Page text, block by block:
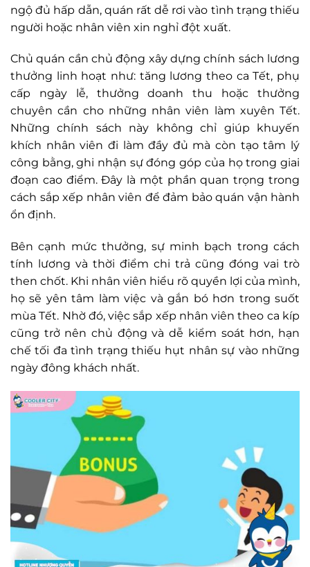
ngộ đủ hấp dẫn, quán rất dễ rơi vào tình trạng thiếu
người hoặc nhân viên xin nghỉ đột xuất.
Chủ quán cần chủ động xây dựng chính sách lương
thưởng linh hoạt như: tăng lương theo ca Tết, phụ
cấp ngày lễ, thưởng doanh thu hoặc thưởng
chuyên cần cho những nhân viên làm xuyên Tết.
Những chính sách này không chỉ giúp khuyến
khích nhân viên đi làm đầy đủ mà còn tạo tâm lý
công bằng, ghi nhận sự đóng góp của họ trong giai
đoạn cao điểm. Đây là một phần quan trọng trong
cách sắp xếp nhân viên để đảm bảo quán vận hành
ổn định.
Bên cạnh mức thưởng, sự minh bạch trong cách
tính lương và thời điểm chi trả cũng đóng vai trò
then chốt. Khi nhân viên hiểu rõ quyền lợi của mình,
họ sẽ yên tâm làm việc và gắn bó hơn trong suốt
mùa Tết. Nhờ đó, việc sắp xếp nhân viên theo ca kíp
cũng trở nên chủ động và dễ kiểm soát hơn, hạn
chế tối đa tình trạng thiếu hụt nhân sự vào những
ngày đông khách nhất.